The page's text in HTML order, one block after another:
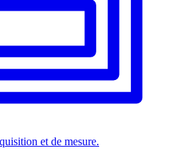
et de mesure.